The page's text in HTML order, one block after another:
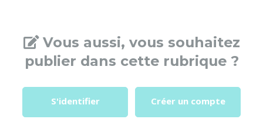
Vous aussi, vous souhaitez
publier dans cette rubrique ?
S'identifier Créer un compte